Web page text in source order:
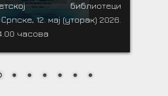
библиотеци
Српске, 17. април (петак)
у 11.30 часова